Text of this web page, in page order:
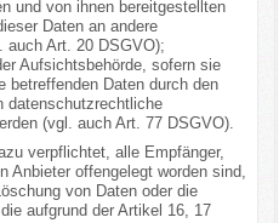
und von ihnen bereitgestellten
Daten an andere
auch Art. 20 DSGVO);
Aufsichtsbehörde, sofern sie
betreffenden Daten durch den
datenschutzrechtliche
(vgl. auch Art. 77 DSGVO).
verpflichtet, alle Empfänger,
Anbieter offengelegt worden sind,
von Daten oder die
aufgrund der Artikel 16, 17